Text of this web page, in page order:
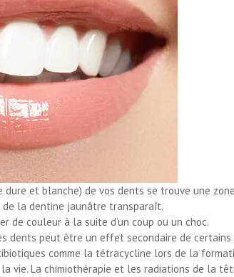
dure et blanche) de vos dents se trouve une
la dentine jaunâtre transparaît.
de couleur à la suite d’un coup ou un choc.
dents peut être un effet secondaire de
comme la tétracycline lors de la
vie. La chimiothérapie et les radiations de la